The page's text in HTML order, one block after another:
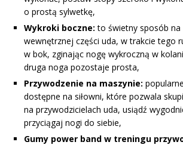
o prostą sylwetkę,
Wykroki boczne: to świetny sposób na
wewnętrznej części uda, w trakcie tego
w bok, zginając nogę wykroczną w
druga noga pozostaje prosta,
Przywodzenie na maszynie:
dostępne na siłowni, które pozwala
na przywodzicielach uda, usiądź
przyciągaj nogi do siebie,
Gumy power band w treningu